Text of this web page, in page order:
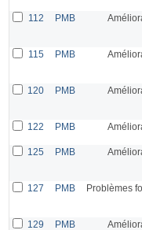
112 PMB
115 PMB
120 PMB
122 PMB
125 PMB
127 PMB Problèmes
129 PMB